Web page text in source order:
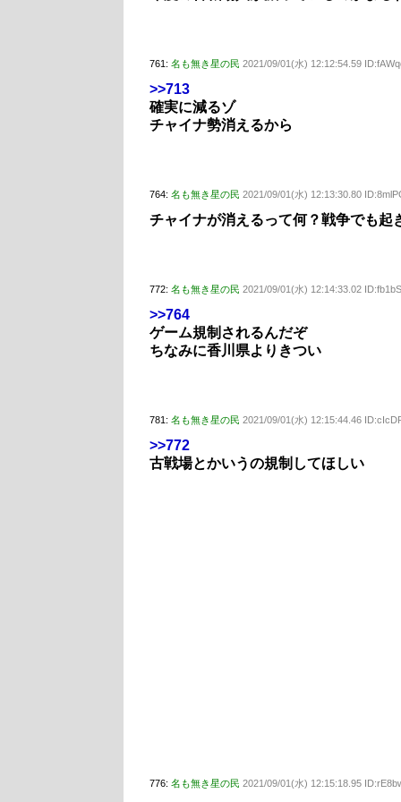
761: 名も無き星の民 2021/09/01(水) 12:12:54.59
>>713
確実に減るゾ
チャイナ勢消えるから
764: 名も無き星の民 2021/09/01(水) 12:13:30.80
チャイナが消えるって何？戦争でも起
772: 名も無き星の民 2021/09/01(水) 12:14:33.02
>>764
ゲーム規制されるんだぞ
ちなみに香川県よりきつい
781: 名も無き星の民 2021/09/01(水) 12:15:44.46
>>772
古戦場とかいうの規制してほしい
776: 名も無き星の民 2021/09/01(水) 12:15:18.95